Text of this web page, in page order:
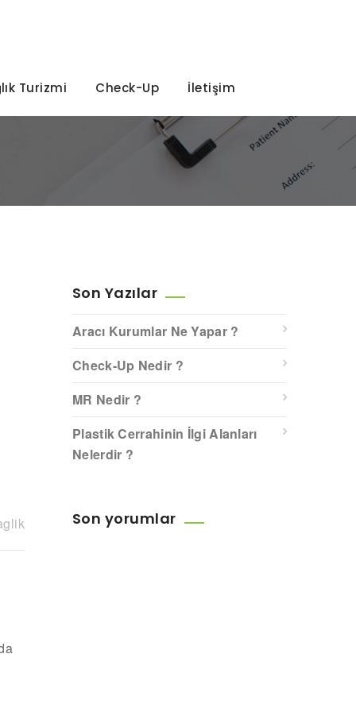
Turizmi Check-Up İletişim
Son Yazılar
Aracı Kurumlar Ne Yapar ?
Check-Up Nedir ?
MR Nedir ?
Plastik Cerrahinin İlgi Alanları
Nelerdir ?
Son yorumlar